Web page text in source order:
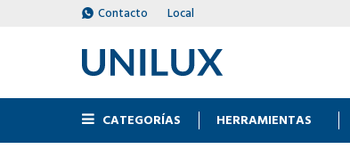
CATEGORÍAS HERRAMIENTAS
Contacto Local